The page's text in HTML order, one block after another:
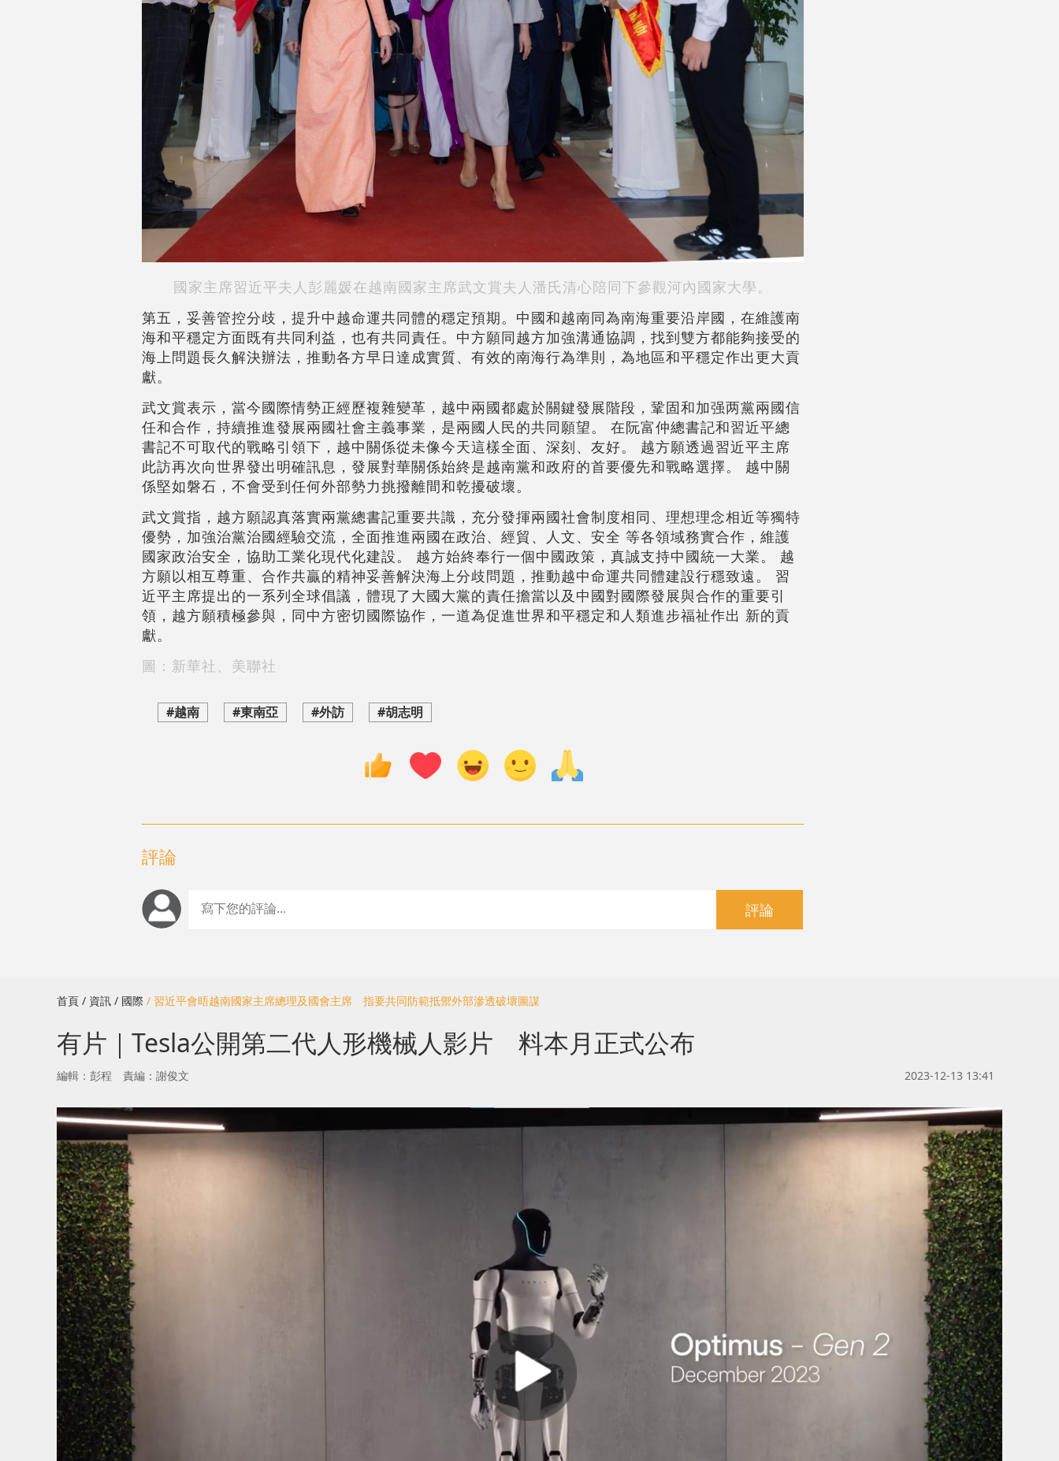
國家主席習近平夫人彭麗媛在越南國家主席武文賞夫人潘氏清心陪同下參觀河內國家大學。
第五，妥善管控分歧，提升中越命運共同體的穩定預期。中國和越南同為南海重要沿岸國，在維護南
海和平穩定方面既有共同利益，也有共同責任。中方願同越方加強溝通協調，找到雙方都能夠接受的
海上問題長久解決辦法，推動各方早日達成實質、有效的南海行為準則，為地區和平穩定作出更大貢
獻。
武文賞表示，當今國際情勢正經歷複雜變革，越中兩國都處於關鍵發展階段，鞏固和加强两黨兩國信
任和合作，持續推進發展兩國社會主義事業，是兩國人民的共同願望。 在阮富仲總書記和習近平總
書記不可取代的戰略引領下，越中關係從未像今天這樣全面、深刻、友好。 越方願透過習近平主席
此訪再次向世界發出明確訊息，發展對華關係始終是越南黨和政府的首要優先和戰略選擇。 越中關
係堅如磐石，不會受到任何外部勢力挑撥離間和乾擾破壞。
武文賞指，越方願認真落實兩黨總書記重要共識，充分發揮兩國社會制度相同、理想理念相近等獨特
優勢，加強治黨治國經驗交流，全面推進兩國在政治、經貿、人文、安全 等各領域務實合作，維護
國家政治安全，協助工業化現代化建設。 越方始終奉行一個中國政策，真誠支持中國統一大業。 越
方願以相互尊重、合作共贏的精神妥善解決海上分歧問題，推動越中命運共同體建設行穩致遠。 習
近平主席提出的一系列全球倡議，體現了大國大黨的責任擔當以及中國對國際發展與合作的重要引
領，越方願積極參與，同中方密切國際協作，一道為促進世界和平穩定和人類進步福祉作出 新的貢
獻。
圖：新華社、美聯社
#越南 #東南亞 #外訪 #胡志明
評論
評論
首頁 / 資訊 / 國際 / 習近平會晤越南國家主席總理及國會主席 指要共同防範抵禦外部滲透破壞圖謀
有片｜Tesla公開第二代人形機械人影片 料本月正式公布
編輯：彭程 責編：謝俊文 2023-12-13 13:41